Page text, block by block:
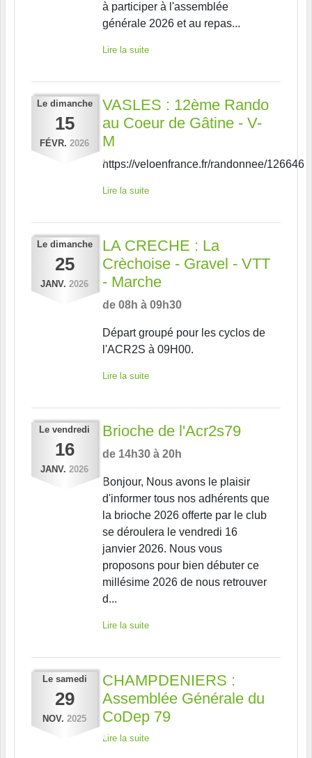
à participer à l'assemblée
générale 2026 et au repas...
Lire la suite
Le dimanche
15
FÉVR. 2026
VASLES : 12ème Rando
au Coeur de Gâtine - V-
M
https://veloenfrance.fr/randonnee/126646
Lire la suite
Le dimanche
25
JANV. 2026
LA CRECHE : La
Crèchoise - Gravel - VTT
- Marche
de 08h à 09h30
Départ groupé pour les cyclos de
l'ACR2S à 09H00.
Lire la suite
Le vendredi
16
JANV. 2026
Brioche de l'Acr2s79
de 14h30 à 20h
Bonjour, Nous avons le plaisir
d'informer tous nos adhérents que
la brioche 2026 offerte par le club
se déroulera le vendredi 16
janvier 2026. Nous vous
proposons pour bien débuter ce
millésime 2026 de nous retrouver
d...
Lire la suite
Le samedi
29
NOV. 2025
CHAMPDENIERS :
Assemblée Générale du
CoDep 79
Lire la suite